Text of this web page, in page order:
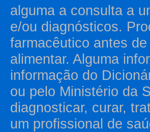
alguma a consulta a
e/ou diagnósticos.
farmacêutico antes
alimentar. Alguma
informação do
ou pelo Ministério da
diagnosticar, curar,
um profissional de